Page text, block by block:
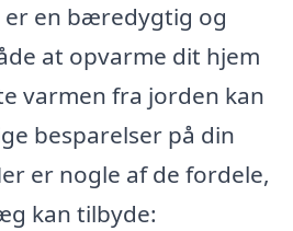
en bæredygtig og
at opvarme dit hjem
varmen fra jorden kan
besparelser på din
er nogle af de fordele,
kan tilbyde: